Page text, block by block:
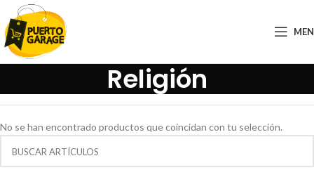
Religión
No se han encontrado productos que coincidan con tu selección.